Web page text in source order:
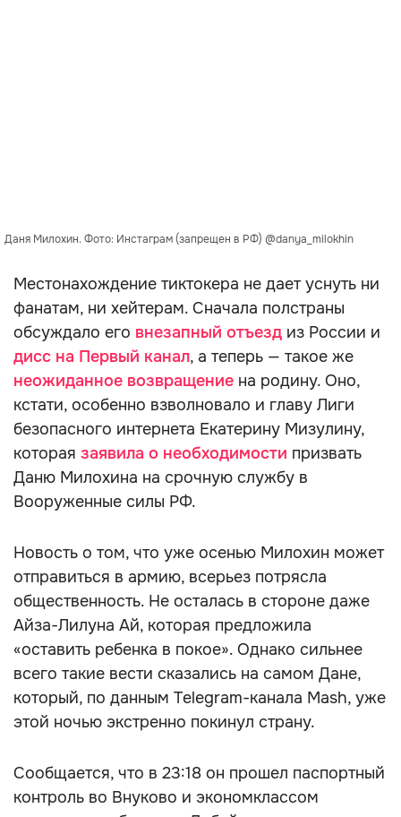
Даня Милохин. Фото: Инстаграм (запрещен в РФ) @danya_milokhin
Местонахождение тиктокера не дает уснуть ни
фанатам, ни хейтерам. Сначала полстраны
обсуждало его внезапный отъезд из России и
дисс на Первый канал, а теперь — такое же
неожиданное возвращение на родину. Оно,
кстати, особенно взволновало и главу Лиги
безопасного интернета Екатерину Мизулину,
которая заявила о необходимости призвать
Даню Милохина на срочную службу в
Вооруженные силы РФ.
Новость о том, что уже осенью Милохин может
отправиться в армию, всерьез потрясла
общественность. Не осталась в стороне даже
Айза-Лилуна Ай, которая предложила
«оставить ребенка в покое». Однако сильнее
всего такие вести сказались на самом Дане,
который, по данным Telegram-канала Mash, уже
этой ночью экстренно покинул страну.
Сообщается, что в 23:18 он прошел паспортный
контроль во Внуково и экономклассом